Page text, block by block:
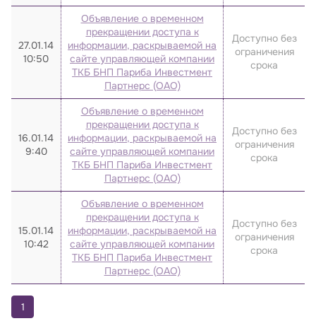
27.01.14
10:50
Объявление о временном
прекращении доступа к
информации, раскрываемой на
сайте управляющей компании
ТКБ БНП Париба Инвестмент
Партнерс (ОАО)
Доступно без
ограничения
срока
16.01.14
9:40
Объявление о временном
прекращении доступа к
информации, раскрываемой на
сайте управляющей компании
ТКБ БНП Париба Инвестмент
Партнерс (ОАО)
Доступно без
ограничения
срока
15.01.14
10:42
Объявление о временном
прекращении доступа к
информации, раскрываемой на
сайте управляющей компании
ТКБ БНП Париба Инвестмент
Партнерс (ОАО)
Доступно без
ограничения
срока
1